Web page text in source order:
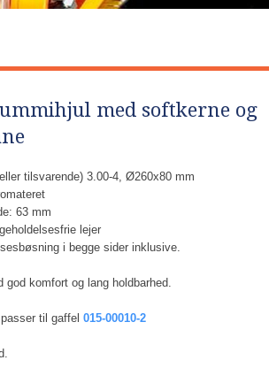
med softkerne og
tilsvarende) 3.00-4, Ø260x80 mm
63 mm
lejer
i begge sider inklusive.
komfort og lang holdbarhed.
til gaffel 015-00010-2